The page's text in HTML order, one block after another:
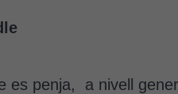
es penja, a nivell